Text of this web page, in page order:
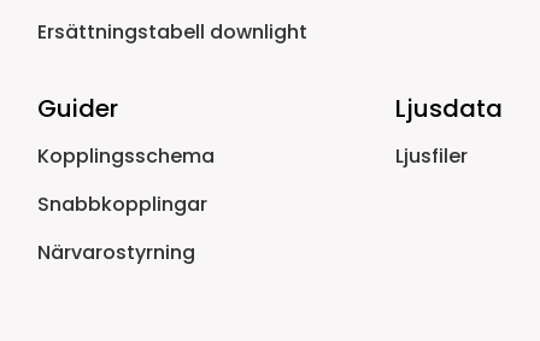
Ersättningstabell downlight
Guider
Kopplingsschema
Snabbkopplingar
Närvarostyrning
Ljusdata
Ljusfiler